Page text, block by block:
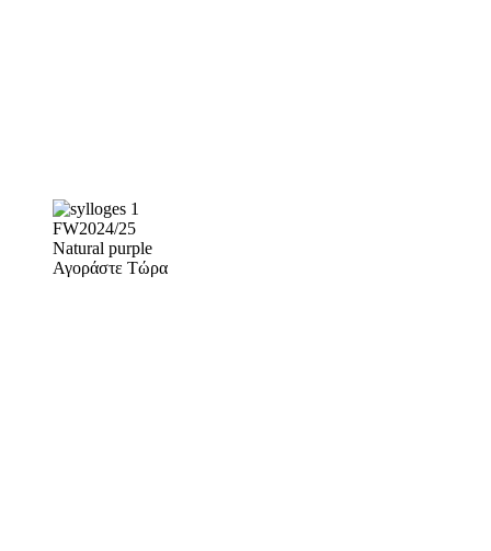
FW2024/25
Natural purple
Αγοράστε Τώρα